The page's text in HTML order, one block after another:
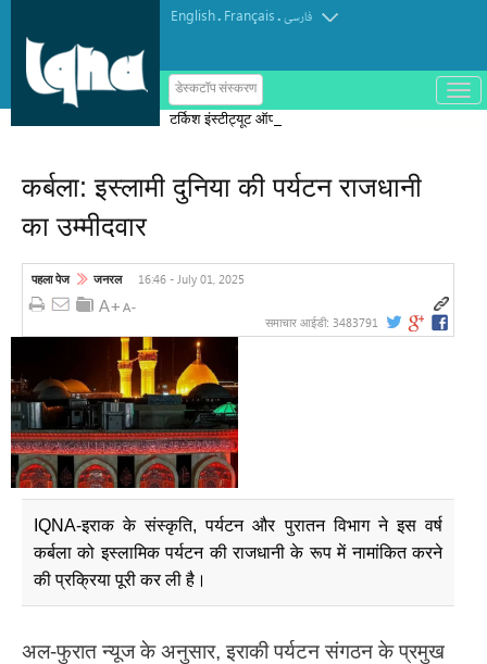
English. Français.فارسی
डेस्कटॉप संस्करण
ب
ا
टर्किश इंस्टीट्यूट ऑफ इस्लामिक थॉट का
कर्बला: इस्लामी दुनिया की पर्यटन राजधानी
का उम्मीदवार
पहला पेज जनरल 16:46 - July 01, 2025
समाचार आईडी: 3483791
IQNA-इराक के संस्कृति, पर्यटन और पुरातन विभाग ने इस वर्ष
कर्बला को इस्लामिक पर्यटन की राजधानी के रूप में नामांकित करने
की प्रक्रिया पूरी कर ली है।
अल-फुरात न्यूज के अनुसार, इराकी पर्यटन संगठन के प्रमुख